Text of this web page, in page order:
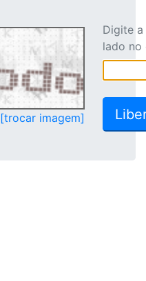
[trocar imagem]
Digite
lado no